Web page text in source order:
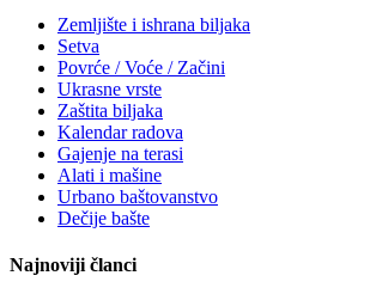
Zemljište i ishrana biljaka
Setva
Povrće / Voće / Začini
Ukrasne vrste
Zaštita biljaka
Kalendar radova
Gajenje na terasi
Alati i mašine
Urbano baštovanstvo
Dečije bašte
Najnoviji članci